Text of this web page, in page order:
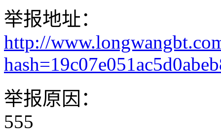
举报地址：
http://
举报原因：
555